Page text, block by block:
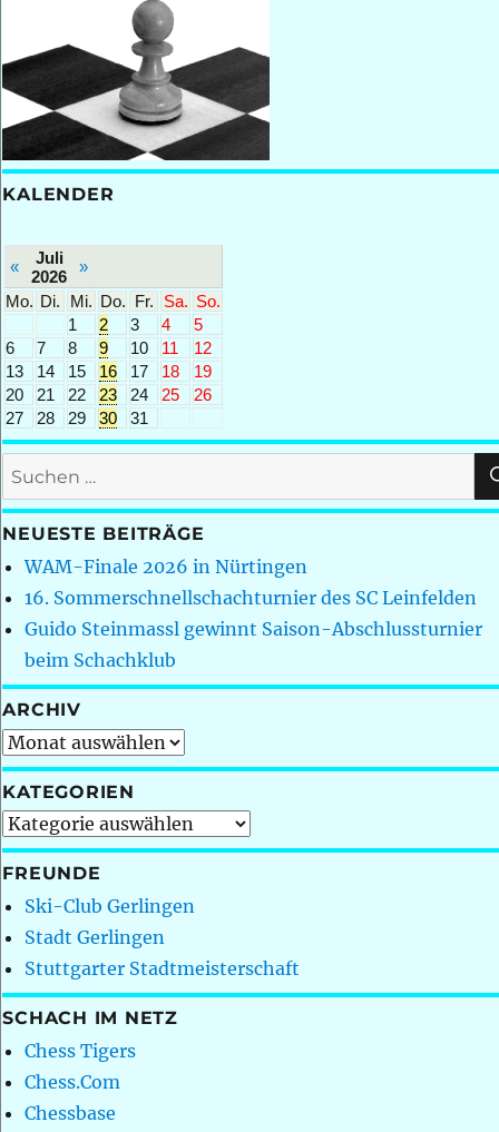
KALENDER
«
Juli
2026
»
Mo. Di. Mi. Do. Fr. Sa. So.
1
2 3 4
5
6
7 8 9 10 11
12
13
14 15 16 17 18
19
20
21 22 23 24 25
26
27
28 29 30 31
Suchen
nach:
NEUESTE BEITRÄGE
WAM-Finale 2026 in Nürtingen
16. Sommerschnellschachturnier des SC Leinfelden
Guido Steinmassl gewinnt Saison-Abschlussturnier
beim Schachklub
ARCHIV
Archiv
KATEGORIEN
Kategorien
FREUNDE
Ski-Club Gerlingen
Stadt Gerlingen
Stuttgarter Stadtmeisterschaft
SCHACH IM NETZ
Chess Tigers
Chess.Com
Chessbase